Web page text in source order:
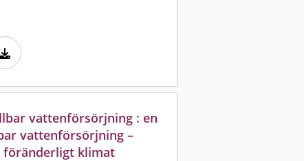
vattenförsörjning : en
vattenförsörjning –
klimat